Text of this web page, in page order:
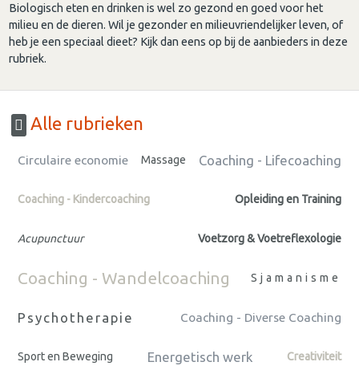
Biologisch eten en drinken is wel zo gezond en goed voor het
milieu en de dieren. Wil je gezonder en milieuvriendelijker leven, of
heb je een speciaal dieet? Kijk dan eens op bij de aanbieders in deze
rubriek.
Alle rubrieken
Circulaire economie Massage Coaching - Lifecoaching
Coaching - Kindercoaching Opleiding en Training
Acupunctuur Voetzorg & Voetreflexologie
Coaching - Wandelcoaching Sjamanisme
Psychotherapie Coaching - Diverse Coaching
Sport en Beweging Energetisch werk Creativiteit